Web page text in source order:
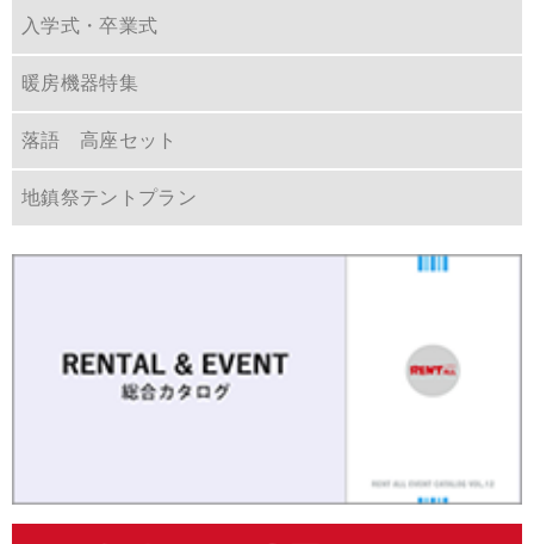
入学式・卒業式
暖房機器特集
落語 高座セット
地鎮祭テントプラン